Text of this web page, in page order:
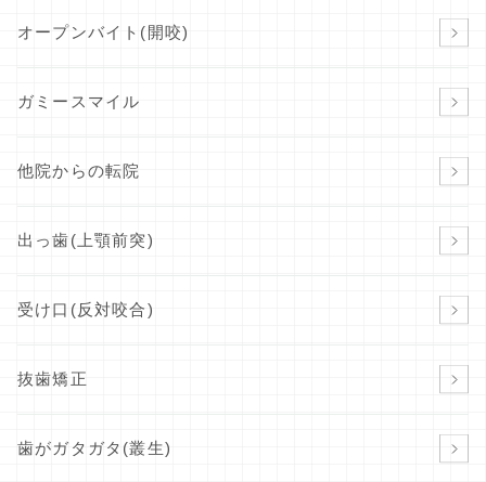
オープンバイト(開咬)
ガミースマイル
他院からの転院
出っ歯(上顎前突)
受け口(反対咬合)
抜歯矯正
歯がガタガタ(叢生)